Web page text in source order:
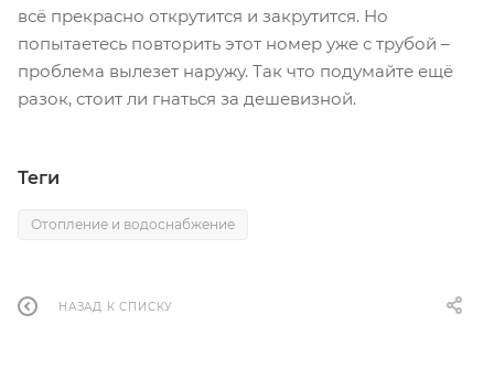
всё прекрасно открутится и закрутится. Но
попытаетесь повторить этот номер уже с трубой –
проблема вылезет наружу. Так что подумайте ещё
разок, стоит ли гнаться за дешевизной.
Теги
Отопление и водоснабжение
НАЗАД К СПИСКУ